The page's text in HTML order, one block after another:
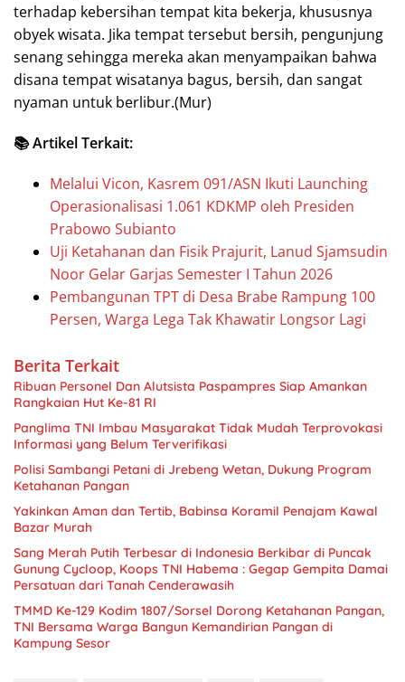
terhadap kebersihan tempat kita bekerja, khususnya
obyek wisata. Jika tempat tersebut bersih, pengunjung
senang sehingga mereka akan menyampaikan bahwa
disana tempat wisatanya bagus, bersih, dan sangat
nyaman untuk berlibur.(Mur)
📚 Artikel Terkait:
Melalui Vicon, Kasrem 091/ASN Ikuti Launching
Operasionalisasi 1.061 KDKMP oleh Presiden
Prabowo Subianto
Uji Ketahanan dan Fisik Prajurit, Lanud Sjamsudin
Noor Gelar Garjas Semester I Tahun 2026
Pembangunan TPT di Desa Brabe Rampung 100
Persen, Warga Lega Tak Khawatir Longsor Lagi
Berita Terkait
Ribuan Personel Dan Alutsista Paspampres Siap Amankan
Rangkaian Hut Ke-81 RI
Panglima TNI Imbau Masyarakat Tidak Mudah Terprovokasi
Informasi yang Belum Terverifikasi
Polisi Sambangi Petani di Jrebeng Wetan, Dukung Program
Ketahanan Pangan
Yakinkan Aman dan Tertib, Babinsa Koramil Penajam Kawal
Bazar Murah
Sang Merah Putih Terbesar di Indonesia Berkibar di Puncak
Gunung Cycloop, Koops TNI Habema : Gegap Gempita Damai
Persatuan dari Tanah Cenderawasih
TMMD Ke-129 Kodim 1807/Sorsel Dorong Ketahanan Pangan,
TNI Bersama Warga Bangun Kemandirian Pangan di
Kampung Sesor